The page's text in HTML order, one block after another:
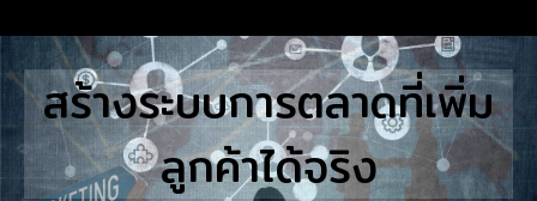
to
content
Search
for:สร้างระบบการตลาดที่เพิ่ม
ลูกค้าได้จริง